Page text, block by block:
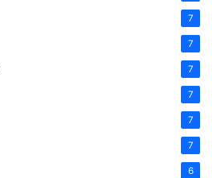
7
7
7
7
7
7
6